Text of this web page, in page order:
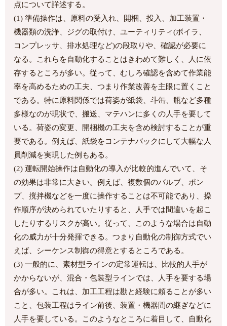
点について詳述する。
(1) 準備操作は、原料の受入れ、開梱、投入、加工装置・
機器類の洗浄、ジグの取付け、ユーティリティ(ボイラ、
コンプレッサ、排水処理など)の段取りや、確認が必要に
なる。これらを自動化することはきわめて難しく、人に依
存するところが多い。従って、むしろ確認を含めて作業能
率を高めるための工夫、つまり作業改善を主眼に置くこと
である。特に原料関係では荷姿が紙袋、斗缶、瓶など多種
多様なのが現状で、搬送、マテハンに多くの人手を要して
いる。荷姿の変更、開梱機の工夫を含め検討することが重
要である。例えば、紙袋をコンテナバックにして大幅な人
員削減を実現した例もある。
(2) 運転開始操作は自動化の導入が比較的進んでいて、そ
の効果は非常に大きい。例えば、複数個のバルブ、ポン
プ、撹拌機などを一度に操作することは不可能であり、操
作順序が決められていたりすると、人手では間違いを起こ
したりするリスクが高い。従って、このような場合は自動
化の威力が十分発揮できる。つまり自動化の制御方式でい
えば、シーケンス制御の得意とするところである。
(3) 一般的に、素材型ラインの定常運転は、比較的人手が
かからないが、混合・包装型ラインでは、人手を要する場
合が多い。これは、加工工程は勘と経験に頼ることが多い
こと、包装工程はライン前後、装置・機器間の継ぎなどに
人手を要している。このようなところに着目して、自動化